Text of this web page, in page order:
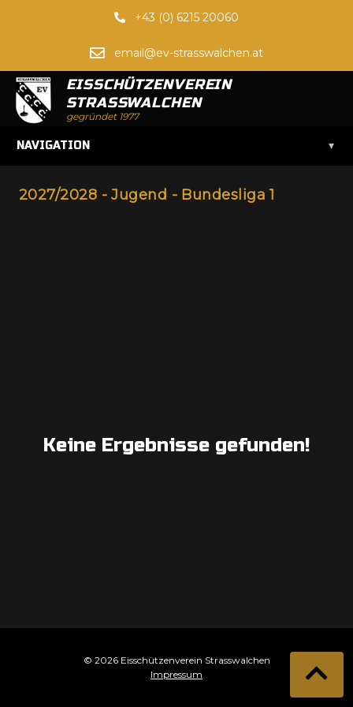
+43 (0) 6215 20060
email@ev-strasswalchen.at
EISSCHÜTZENVEREIN
STRASSWALCHEN
gegründet 1977
NAVIGATION ▾
2027/2028 - Jugend - Bundesliga 1
Keine Ergebnisse gefunden!
© 2026 Eisschützenverein Strasswalchen
Impressum